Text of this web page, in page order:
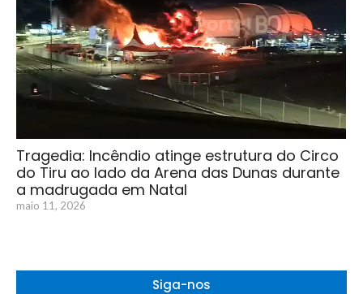
Tragedia: Incêndio atinge estrutura do Circo
do Tiru ao lado da Arena das Dunas durante
a madrugada em Natal
maio 11, 2026
Siga-nos